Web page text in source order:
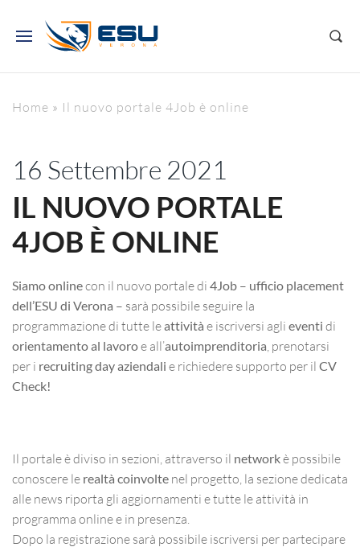
Home » Il nuovo portale 4Job è online
16 Settembre 2021
IL NUOVO PORTALE
4JOB È ONLINE
Siamo onlinecon il nuovo portale di 4Job – ufficio placement
dell’ESU di Verona – sarà possibile seguire la
programmazione di tutte leattività e iscriversi agli eventi di
orientamento al lavoroe all’autoimprenditoria , prenotarsi
per i recruiting day aziendali e richiedere supporto per il CV
Check!
Il portale è diviso in sezioni, attraverso il networkè possibile
conoscere le realtà coinvolte nel progetto, la sezione dedicata
alle news riporta gli aggiornamenti e tutte le attività in
programma online e in presenza.
Dopo la registrazione sarà possibile iscriversi per partecipare